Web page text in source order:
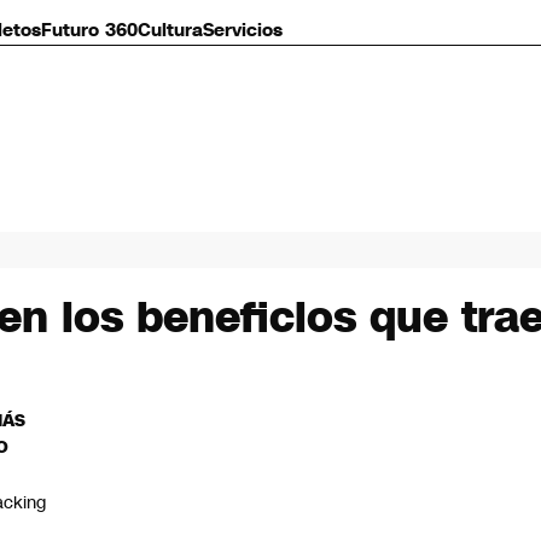
Futuro 360CulturaServicios
los beneficios que